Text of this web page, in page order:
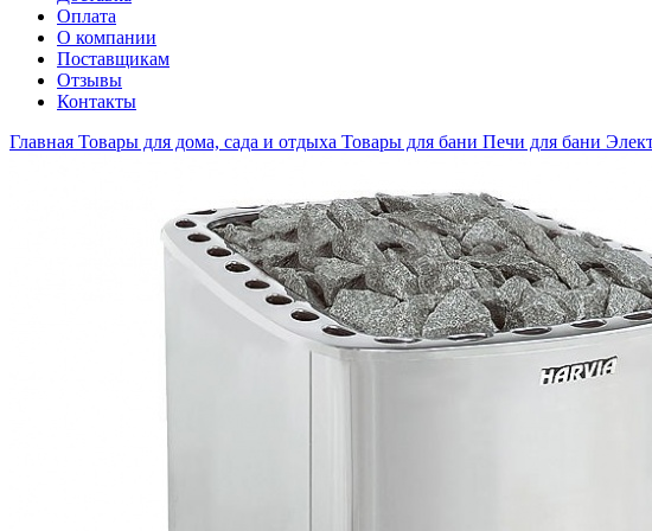
Оплата
О компании
Поставщикам
Отзывы
Контакты
Главная Товары для дома, сада и отдыха Товары для бани Печи для бани